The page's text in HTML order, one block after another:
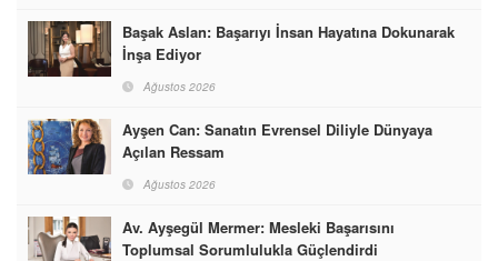
Başak Aslan: Başarıyı İnsan Hayatına Dokunarak
İnşa Ediyor
Ağustos 2026
Ayşen Can: Sanatın Evrensel Diliyle Dünyaya
Açılan Ressam
Ağustos 2026
Av. Ayşegül Mermer: Mesleki Başarısını
Toplumsal Sorumlulukla Güçlendirdi